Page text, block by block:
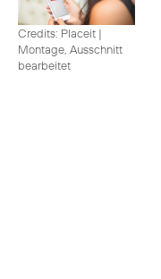
Credits: Placeit |
Montage, Ausschnitt
bearbeitet